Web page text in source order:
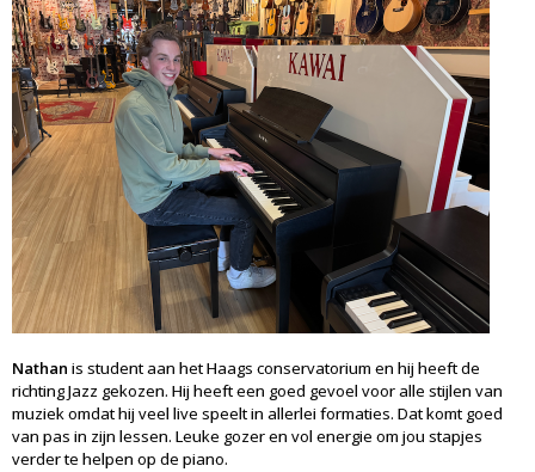
Nathan is student aan het Haags conservatorium en hij heeft de
richting Jazz gekozen. Hij heeft een goed gevoel voor alle stijlen van
muziek omdat hij veel live speelt in allerlei formaties. Dat komt goed
van pas in zijn lessen. Leuke gozer en vol energie om jou stapjes
verder te helpen op de piano.